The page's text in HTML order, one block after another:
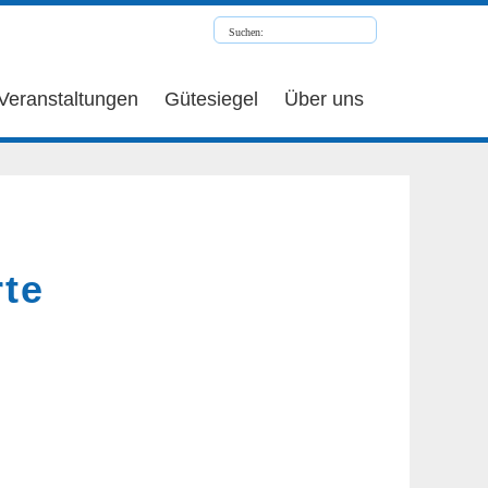
Gütesiegel Über uns